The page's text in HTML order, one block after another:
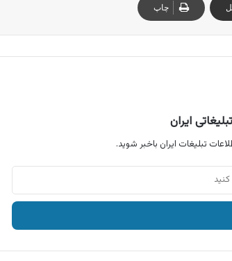
چاپ
ایران
تبلیغات ایران باخبر شوید.